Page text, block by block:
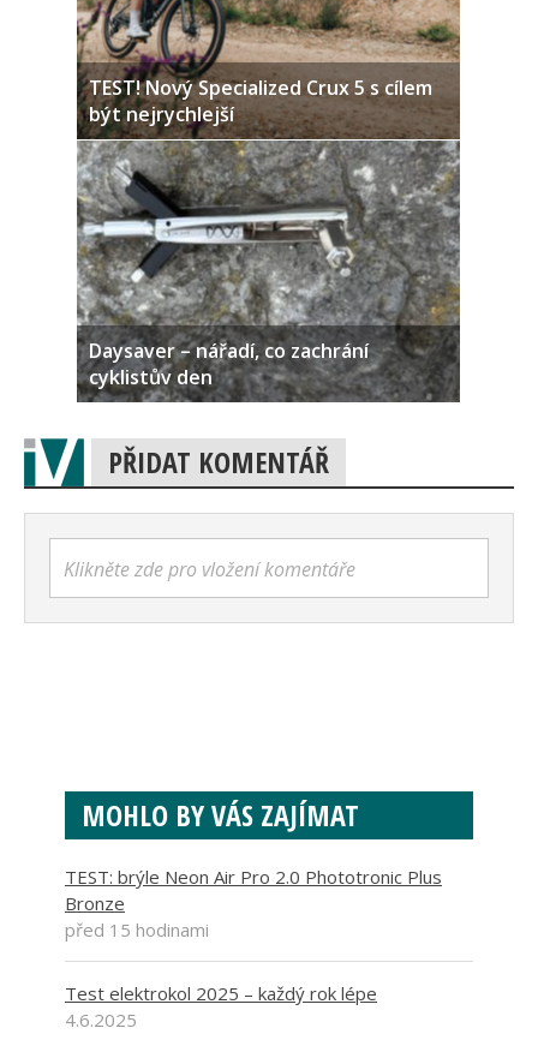
TEST! Nový Specialized Crux 5 s cílem
být nejrychlejší
Daysaver – nářadí, co zachrání
cyklistův den
PŘIDAT KOMENTÁŘ
Klikněte zde pro vložení komentáře
MOHLO BY VÁS ZAJÍMAT
TEST: brýle Neon Air Pro 2.0 Phototronic Plus
Bronze
před 15 hodinami
Test elektrokol 2025 – každý rok lépe
4.6.2025